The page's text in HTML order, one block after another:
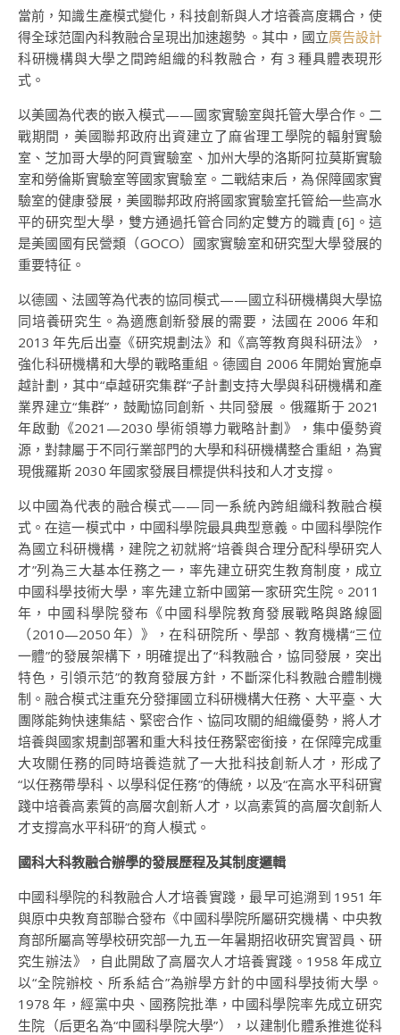
當前，知識生產模式變化，科技創新與人才培養高度耦合，使
得全球范圍內科教融合呈現出加速趨勢 。其中，國立廣告設計
科研機構與大學之間跨組織的科教融合，有 3 種具體表現形
式。
以美國為代表的嵌入模式——國家實驗室與托管大學合作。二
戰期間，美國聯邦政府出資建立了麻省理工學院的輻射實驗
室、芝加哥大學的阿貢實驗室、加州大學的洛斯阿拉莫斯實驗
室和勞倫斯實驗室等國家實驗室。二戰結束后，為保障國家實
驗室的健康發展，美國聯邦政府將國家實驗室托管給一些高水
平的研究型大學，雙方通過托管合同約定雙方的職責 [6]。這
是美國國有民營類（GOCO）國家實驗室和研究型大學發展的
重要特征。
以德國、法國等為代表的協同模式——國立科研機構與大學協
同培養研究生。為適應創新發展的需要，法國在 2006 年和
2013 年先后出臺《研究規劃法》和《高等教育與科研法》，
強化科研機構和大學的戰略重組。德國自 2006 年開始實施卓
越計劃，其中“卓越研究集群”子計劃支持大學與科研機構和產
業界建立“集群”，鼓勵協同創新、共同發展 。俄羅斯于 2021
年啟動《2021—2030 學術領導力戰略計劃》，集中優勢資
源，對隸屬于不同行業部門的大學和科研機構整合重組，為實
現俄羅斯 2030 年國家發展目標提供科技和人才支撐。
以中國為代表的融合模式——同一系統內跨組織科教融合模
式。在這一模式中，中國科學院最具典型意義。中國科學院作
為國立科研機構，建院之初就將“培養與合理分配科學研究人
才”列為三大基本任務之一，率先建立研究生教育制度，成立
中國科學技術大學，率先建立新中國第一家研究生院。2011
年，中國科學院發布《中國科學院教育發展戰略與路線圖
（2010—2050 年）》，在科研院所、學部、教育機構“三位
一體”的發展架構下，明確提出了“科教融合，協同發展，突出
特色，引領示范”的教育發展方針，不斷深化科教融合體制機
制。融合模式注重充分發揮國立科研機構大任務、大平臺、大
團隊能夠快速集結、緊密合作、協同攻關的組織優勢，將人才
培養與國家規劃部署和重大科技任務緊密銜接，在保障完成重
大攻關任務的同時培養造就了一大批科技創新人才，形成了
“以任務帶學科、以學科促任務”的傳統，以及“在高水平科研實
踐中培養高素質的高層次創新人才，以高素質的高層次創新人
才支撐高水平科研”的育人模式。
國科大科教融合辦學的發展歷程及其制度邏輯
中國科學院的科教融合人才培養實踐，最早可追溯到 1951 年
與原中央教育部聯合發布《中國科學院所屬研究機構、中央教
育部所屬高等學校研究部一九五一年暑期招收研究實習員、研
究生辦法》，自此開啟了高層次人才培養實踐。1958 年成立
以“全院辦校、所系結合”為辦學方針的中國科學技術大學。
1978 年，經黨中央、國務院批準，中國科學院率先成立研究
生院（后更名為“中國科學院大學”），以建制化體系推進從科